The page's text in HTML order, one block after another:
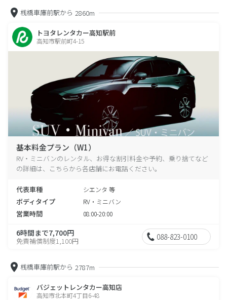
桟橋車庫前駅から 2860m
トヨタレンタカー高知駅前
高知市駅前町4-15
基本料金プラン（W1）
RV・ミニバンのレンタル、お得な割引料金や予約、乗り捨てなど
の詳細は、こちらから各店舗にお電話ください。
代表車種 シエンタ 等
ボディタイプ RV・ミニバン
営業時間 08:00-20:00
6時間まで7,700円
免責補償制度1,100円 088-823-0100
桟橋車庫前駅から 2787m
バジェットレンタカー高知店
高知市北本町4丁目6-48